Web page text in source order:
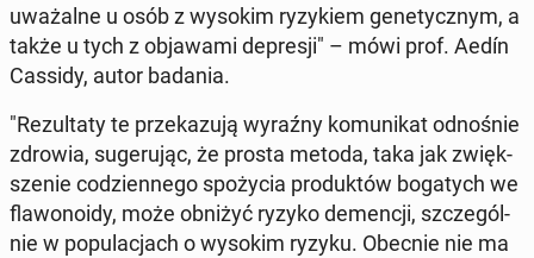
uwa­żal­ne u osób z wysokim ry­zy­kiem ge­ne­tycz­nym, a
także u tych z ob­ja­wa­mi de­pre­sji" – mówi prof. Aedín
Cassidy, autor badania.
"Re­zul­ta­ty te prze­ka­zu­ją wyraźny ko­mu­ni­kat od­no­śnie
zdrowia, su­ge­ru­jąc, że prosta metoda, taka jak zwięk­
sze­nie co­dzien­ne­go spo­ży­cia pro­duk­tów bo­ga­tych we
fla­wo­no­idy, może obniżyć ryzyko de­men­cji, szcze­gól­
nie w po­pu­la­cjach o wysokim ryzyku. Obecnie nie ma